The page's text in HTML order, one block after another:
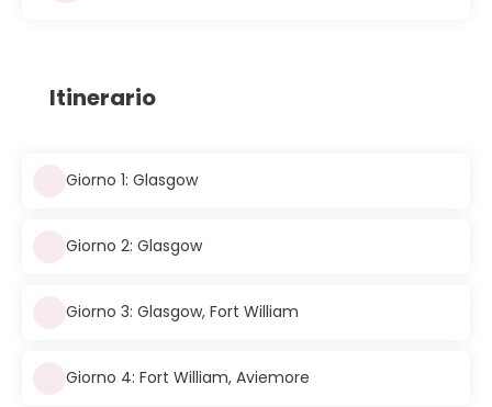
Itinerario
Giorno 1: Glasgow
Giorno 2: Glasgow
Giorno 3: Glasgow, Fort William
Giorno 4: Fort William, Aviemore